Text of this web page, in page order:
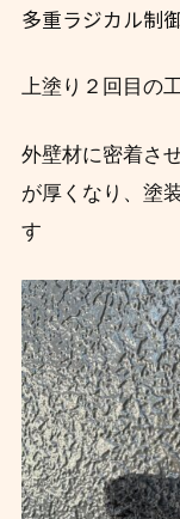
多重ラジカル制
上塗り２回目の
外壁材に密着さ
が厚くなり、塗
す